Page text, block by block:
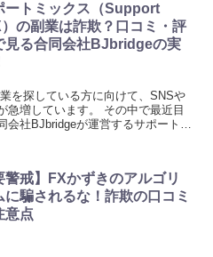
ートミックス（Support
）の副業は詐欺？口コミ・評
見る合同会社BJbridgeの実
を探している方に向けて、SNSや
急増しています。 その中で最近目
会社BJbridgeが運営するサポートミ
警戒】FXかずきのアルゴリ
に騙されるな！詐欺の口コミ
意点